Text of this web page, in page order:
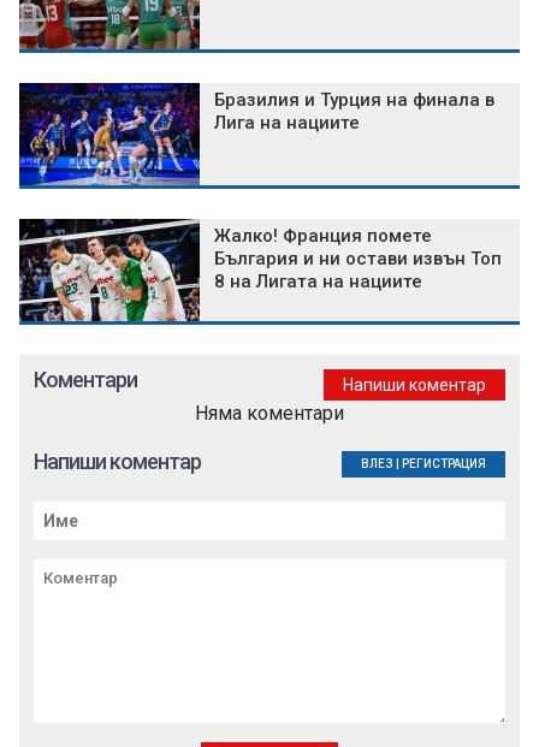
Бразилия и Турция на финала в
Лига на нациите
Жалко! Франция помете
България и ни остави извън Топ
8 на Лигата на нациите
Коментари Напиши коментар
Няма коментари
Напиши коментар ВЛЕЗ РЕГИСТРАЦИЯ